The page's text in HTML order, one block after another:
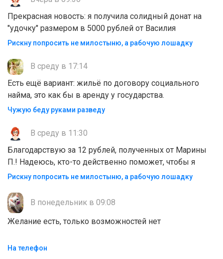
Прекрасная новость: я получила солидный донат на
"удочку" размером в 5000 рублей от Василия
Рискну попросить не милостыню, а рабочую лошадку
В среду в 17:14
Есть ещё вариант: жильё по договору социального
найма, это как бы в аренду у государства.
Чужую беду руками разведу
В среду в 11:30
Благодарствую за 12 рублей, полученных от Марины
П.! Надеюсь, кто-то действенно поможет, чтобы я
Рискну попросить не милостыню, а рабочую лошадку
В понедельник в 09:08
Желание есть, только возможностей нет
На телефон